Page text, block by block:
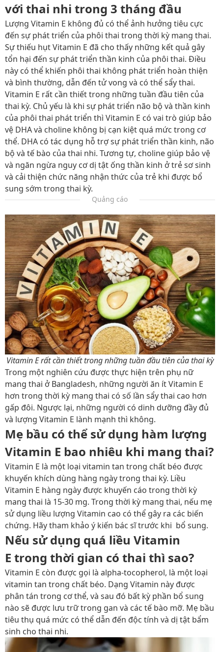
với thai nhi trong 3 tháng đầu
Lượng Vitamin E không đủ có thể ảnh hưởng tiêu cực
đến sự phát triển của phôi thai trong thời kỳ mang thai.
Sự thiếu hụt Vitamin E đã cho thấy những kết quả gây
tổn hại đến sự phát triển thần kinh của phôi thai. Điều
này có thể khiến phôi thai không phát triển hoàn thiện
và bình thường, dẫn đến tử vong và có thể sẩy thai.
Vitamin E rất cần thiết trong những tuần đầu tiên của
thai kỳ. Chủ yếu là khi sự phát triển não bộ và thần kinh
của phôi thai phát triển thì Vitamin E có vai trò giúp bảo
vệ DHA và choline không bị cạn kiệt quá mức trong cơ
thể. DHA có tác dụng hỗ trợ sự phát triển thần kinh, não
bộ và tế bào của thai nhi. Tương tự, choline giúp bảo vệ
và ngăn ngừa nguy cơ dị tật ống thần kinh ở trẻ sơ sinh
và cải thiện chức năng nhận thức của trẻ khi được bổ
sung sớm trong thai kỳ.
Quảng cáo
Vitamin E rất cần thiết trong những tuần đầu tiên của thai kỳ
Trong một nghiên cứu được thực hiện trên phụ nữ
mang thai ở Bangladesh, những người ăn ít Vitamin E
hơn trong thời kỳ mang thai có số lần sẩy thai cao hơn
gấp đôi. Ngược lại, những người có dinh dưỡng đầy đủ
và lượng Vitamin E lành mạnh thì không.
Mẹ bầu có thể sử dụng hàm lượng
Vitamin E bao nhiêu khi mang thai?
Vitamin E là một loại vitamin tan trong chất béo được
khuyến khích dùng hàng ngày trong thai kỳ. Liều
Vitamin E hàng ngày được khuyến cáo trong thời kỳ
mang thai là 15-30 mg. Trong thời kỳ mang thai, nếu mẹ
sử dụng liều lượng Vitamin cao có thể gây ra các biến
chứng. Hãy tham khảo ý kiến ​​bác sĩ trước khi bổ sung.
Nếu sử dụng quá liều Vitamin
E trong thời gian có thai thì sao?
Vitamin E còn được gọi là alpha-tocopherol, là một loại
vitamin tan trong chất béo. Dạng Vitamin này được
phân tán trong cơ thể, và sau đó bất kỳ phần bổ sung
nào sẽ được lưu trữ trong gan và các tế bào mỡ. Mẹ bầu
tiêu thụ quá mức có thể dẫn đến độc tính và dị tật bẩm
sinh cho thai nhi.